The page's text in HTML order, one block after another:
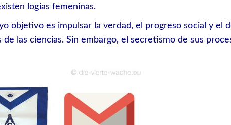
logias femeninas.
objetivo es impulsar la verdad, el progreso social y el
las ciencias. Sin embargo, el secretismo de sus